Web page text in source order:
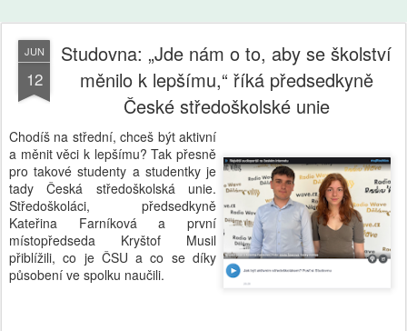
JUN
12
Studovna: „Jde nám o to, aby se školství
měnilo k lepšímu,“ říká předsedkyně
České středoškolské unie
Chodíš na střední, chceš být aktivní
a měnit věci k lepšímu? Tak přesně
pro takové studenty a studentky je
tady Česká středoškolská unie.
Středoškoláci, předsedkyně
Kateřina Farníková a první
místopředseda Kryštof Musil
přiblížili, co je ČSU a co se díky
působení ve spolku naučili.